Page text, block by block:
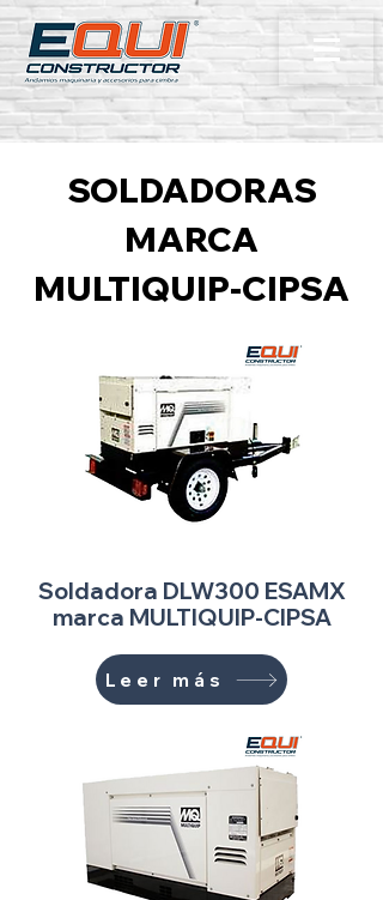
SOLDADORAS
MARCA
MULTIQUIP-CIPSA
Soldadora DLW300 ESAMX
marca MULTIQUIP-CIPSA
Leer más